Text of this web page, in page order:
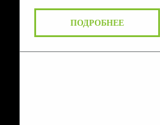
ПОДРОБНЕЕ